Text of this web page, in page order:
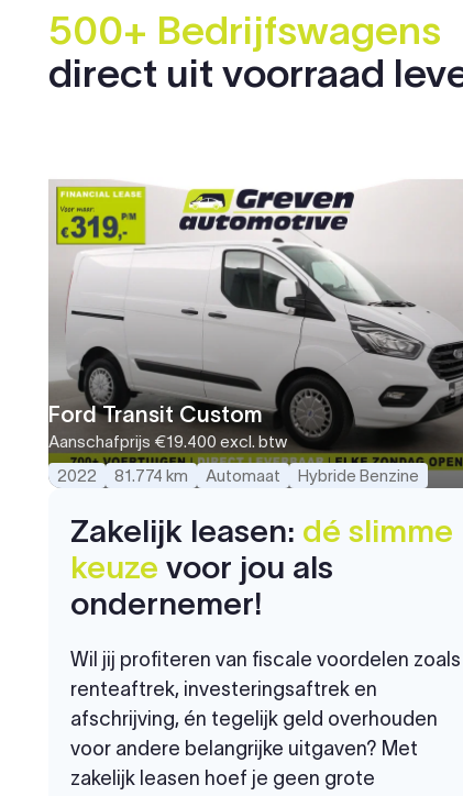
500+ Bedrijfswagens
direct uit voorraad
Ford Transit Custom
Aanschafprijs €19.400 excl. btw
2022
81.774 km Automaat Hybride Benzine
Zakelijk leasen: dé slimme
keuze voor jou als
ondernemer!
Wil jij profiteren van fiscale voordelen zoals
renteaftrek, investeringsaftrek en
afschrijving, én tegelijk geld overhouden
voor andere belangrijke uitgaven? Met
zakelijk leasen hoef je geen grote